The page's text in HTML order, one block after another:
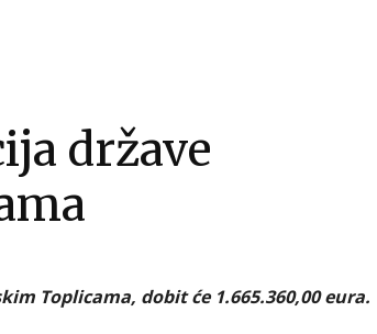
države
Toplicama, dobit će 1.665.360,00 eura.